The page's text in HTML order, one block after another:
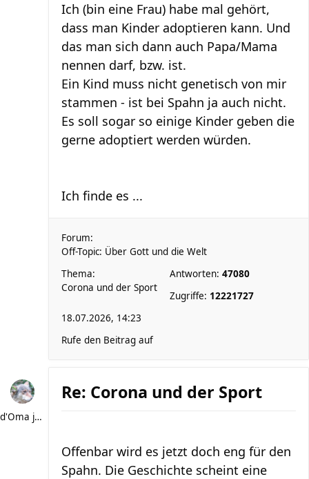
Ich (bin eine Frau) habe mal gehört,
dass man Kinder adoptieren kann. Und
das man sich dann auch Papa/Mama
nennen darf, bzw. ist.
Ein Kind muss nicht genetisch von mir
stammen - ist bei Spahn ja auch nicht.
Es soll sogar so einige Kinder geben die
gerne adoptiert werden würden.
Ich finde es ...
Forum:
Off-Topic: Über Gott und die Welt
Thema:
Corona und der Sport
Antworten: 47080
Zugriffe: 12221727
18.07.2026, 14:23
Rufe den Beitrag auf
d'Oma joggt
Re: Corona und der Sport
Offenbar wird es jetzt doch eng für den
Spahn. Die Geschichte scheint eine